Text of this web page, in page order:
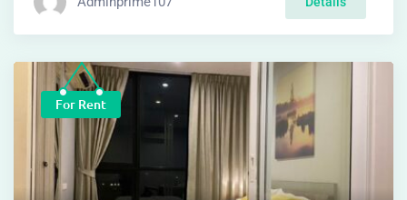
For Rent